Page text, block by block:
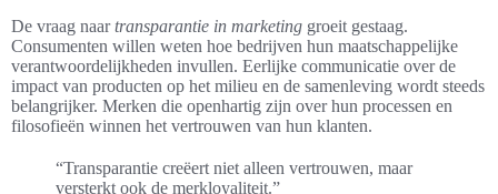
De vraag naartransparantie in marketing groeit gestaag.
Consumenten willen weten hoe bedrijven hun maatschappelijke
verantwoordelijkheden invullen. Eerlijke communicatie over de
impact van producten op het milieu en de samenleving wordt steeds
belangrijker. Merken die openhartig zijn over hun processen en
filosofieën winnen het vertrouwen van hun klanten.
“Transparantie creëert niet alleen vertrouwen, maar
versterkt ook de merkloyaliteit.”